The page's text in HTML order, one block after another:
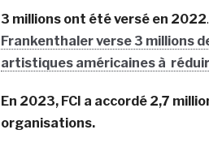
3 millions ont été versé en 2022
Frankenthaler verse 3 millions
artistiques américaines à
En 2023, FCI a accordé 2,7
organisations.